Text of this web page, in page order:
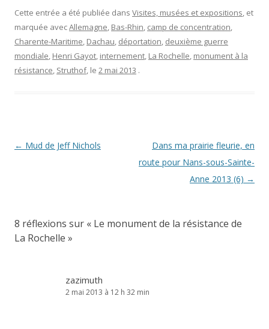
Cette entrée a été publiée dans Visites, musées et expositions , et
marquée avecAllemagne Bas-Rhin camp de concentration
Charente-Maritime Dachau déportation deuxième guerre
mondiale Henri Gayot internement La Rochelle monument à la
résistance Struthof, le 2 mai 2013 .
Navigation
← Mud de Jeff Nichols
Dans ma prairie fleurie, en
route pour Nans-sous-Sainte-
Anne 2013 (6) →
8 réflexions sur « Le monument de la résistance de
La Rochelle »
zazimuth
2 mai 2013 à 12 h 32 min